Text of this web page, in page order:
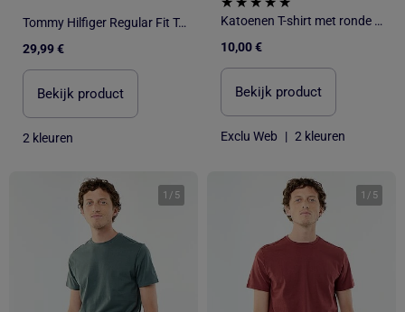
Tommy Hilfiger Regular Fit T-shirt Zwart voor Heren
29,99 €
Bekijk product
2 kleuren
Katoenen T-shirt met ronde hals
10,00 €
Bekijk product
Exclu Web | 2 kleuren
1 / 5 1 / 5